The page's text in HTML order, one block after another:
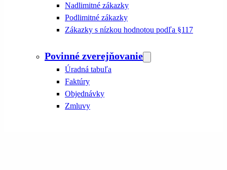
Nadlimitné zákazky
Podlimitné zákazky
Zákazky s nízkou hodnotou podľa §117
Povinné zverejňovanie
Úradná tabuľa
Faktúry
Objednávky
Zmluvy